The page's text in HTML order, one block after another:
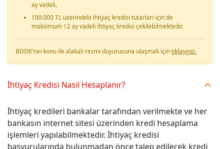
ay vadeli,
100.000 TL üzerindeki ihtiyaç kredisi tutarları için de
maksimum 12 ay vadeli ihtiyaç kredisi çekilebilmektedir.
BDDK'nın konu ile alakalı resmi duyurusuna ulaşmak içintıklayınız.
İhtiyaç Kredisi Nasıl Hesaplanır?
İhtiyaç kredileri bankalar tarafından verilmekte ve her
bankasın internet sitesi üzerinden kredi hesaplama
işlemleri yapılabilmektedir. İhtiyaç kredisi
başvurularında bulunmadan önce talep edilecek kredi